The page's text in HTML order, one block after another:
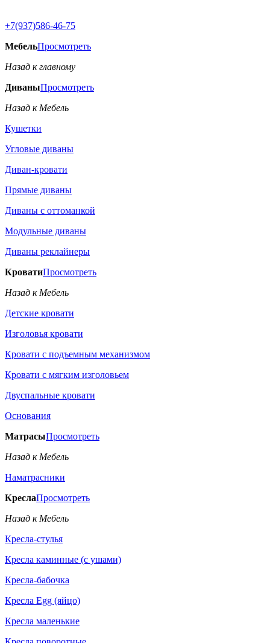
+7(937)586-46-75
МебельПросмотреть
Назад к главному
ДиваныПросмотреть
Назад к Мебель
Кушетки
Угловые диваны
Диван-кровати
Прямые диваны
Диваны с оттоманкой
Модульные диваны
Диваны реклайнеры
КроватиПросмотреть
Назад к Мебель
Детские кровати
Изголовья кровати
Кровати с подъемным механизмом
Кровати с мягким изголовьем
Двуспальные кровати
Основания
МатрасыПросмотреть
Назад к Мебель
Наматрасники
КреслаПросмотреть
Назад к Мебель
Кресла-стулья
Кресла каминные (с ушами)
Кресла-бабочка
Кресла Egg (яйцо)
Кресла маленькие